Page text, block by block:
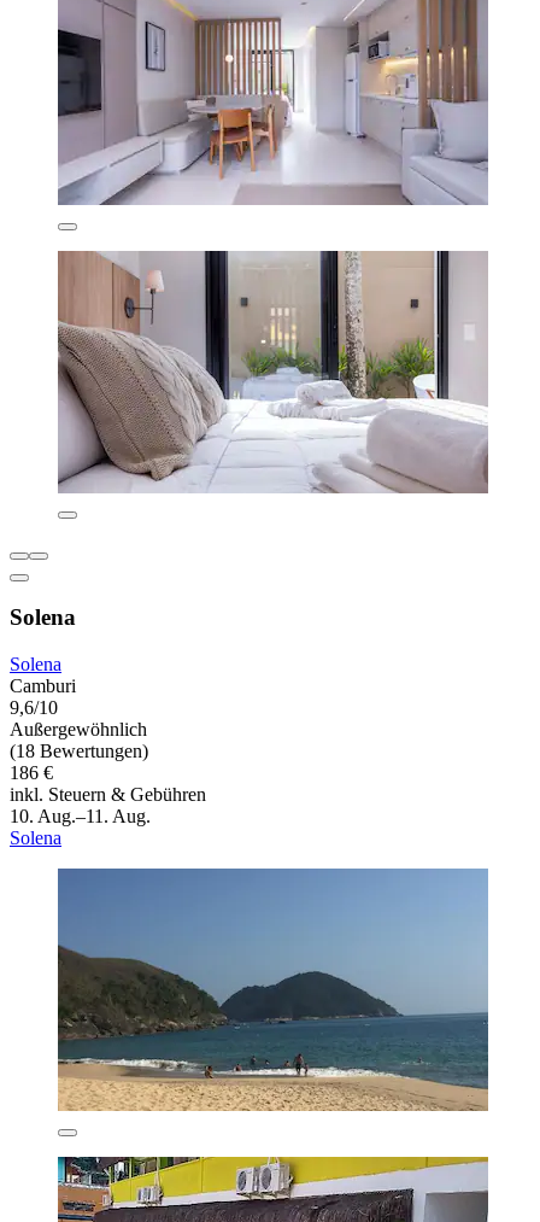
Solena
Solena
Camburi
9,6/10
Außergewöhnlich
(18 Bewertungen)
186 €
inkl. Steuern & Gebühren
10. Aug.–11. Aug.
Solena